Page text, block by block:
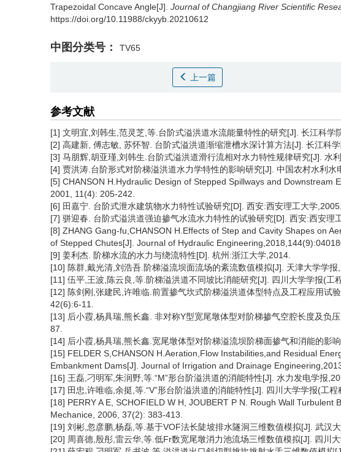
Trapezoidal Concave Angle[J]. Journal of Changjiang River Scientific
https://doi.org/10.11988/ckyyb.20210612
中图分类号： TV65
上一篇
参考文献
[1] 文明宜,刘韩生,范灵芝,等.台阶式溢洪道水流能量特性的研究[J]. 长江科学
[2] 高建新, 傅志敏, 苏怀智. 台阶式溢洪道渐缩泄槽水深计算方法[J]. 长江科
[3] 马朋辉,胡亚瑾,刘韩生.台阶式溢洪道滑行流相对水力特性规律研究[J]. 水
[4] 贾洪涛.台阶形式对阶梯溢洪道水力学特性的影响研究[J]. 中国农村水利水
[5] CHANSON H.Hydraulic Design of Stepped Spillways and Downstream
2001, 11(4): 205-242.
[6] 田嘉宁. 台阶式泄水建筑物水力特性试验研究[D]. 西安:西安理工大学,2005.
[7] 骈迎春. 台阶式溢洪道强迫掺气水流水力特性的试验研究[D]. 西安:西安理
[8] ZHANG Gang-fu,CHANSON H.Effects of Step and Cavity Shapes on
of Stepped Chutes[J]. Journal of Hydraulic
[9] 姜利杰. 阶梯水流的水力与绕流特性[D]. 杭州:浙江大学,2014.
[10] 陈群,戴光清,刘浩吾.阶梯溢流坝面流场的紊流数值模拟[J]. 天津大学学报
[11] 伍平,王波,陈云良,等.阶梯溢洪道不同坡比消能研究[J]. 四川大学学报(工
[12] 陈剑刚,张建民,许唯临.前置掺气坎式阶梯溢洪道体型特点及工程应用试
42(6):6-11.
[13] 后小霞,杨具瑞,熊长鑫. 非对称Y型宽尾墩体型对阶梯掺气空腔长度及负
87.
[14] 后小霞,杨具瑞,熊长鑫.宽尾墩体型对阶梯溢流坝阶梯面掺气和消能的影
[15] FELDER S,CHANSON H.Aeration,Flow Instabilities,and Residual
Embankment Dams[J]. Journal of Irrigation and Drainage
[16] 王磊,刁明军,朱润野,等.“M”形台阶溢洪道的消能特性[J]. 水力发电学报
[17] 田忠,许唯临,余挺,等.“V”形台阶溢洪道的消能特性[J]. 四川大学学报(工
[18] PERRY A E, SCHOFIELD W H, JOUBERT P N. Rough Wall Turbulent
Mechanice, 2006, 37(2): 383-413.
[19] 刘彬,忽彦鹏,杨磊,等.基于VOF法长陡坡排水隧洞三维数值模拟[J]. 武汉
[20] 周喜德,殷彤,雷云华,等.低Fr数宽尾墩消力池流场三维数值模拟[J]. 四川